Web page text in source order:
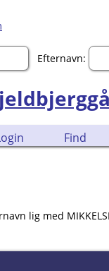
Efternavn:
Find
lig med